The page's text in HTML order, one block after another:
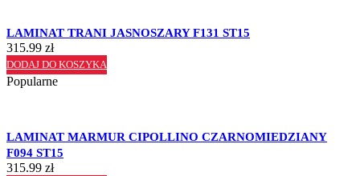
LAMINAT TRANI JASNOSZARY F131 ST15
315.99 zł
DODAJ DO KOSZYKA
Popularne
LAMINAT MARMUR CIPOLLINO CZARNOMIEDZIANY
F094 ST15
315.99 zł